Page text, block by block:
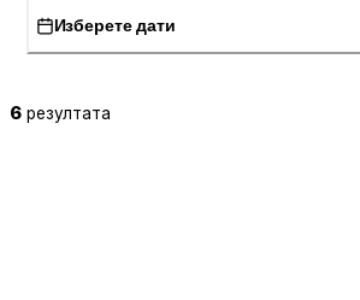
Изберете дати
6 резултата